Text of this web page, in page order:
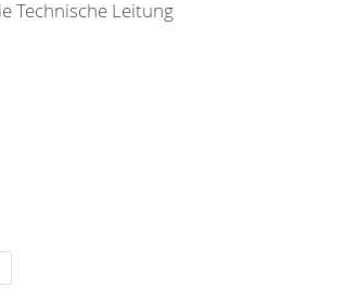
Technische Leitung